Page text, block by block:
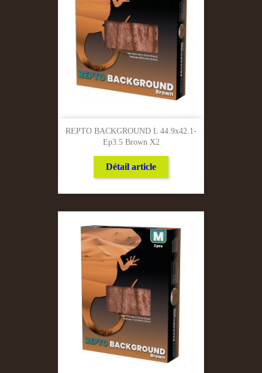
REPTO BACKGROUND L 44.9x42.1-
Ep3.5 Brown X2
Détail article